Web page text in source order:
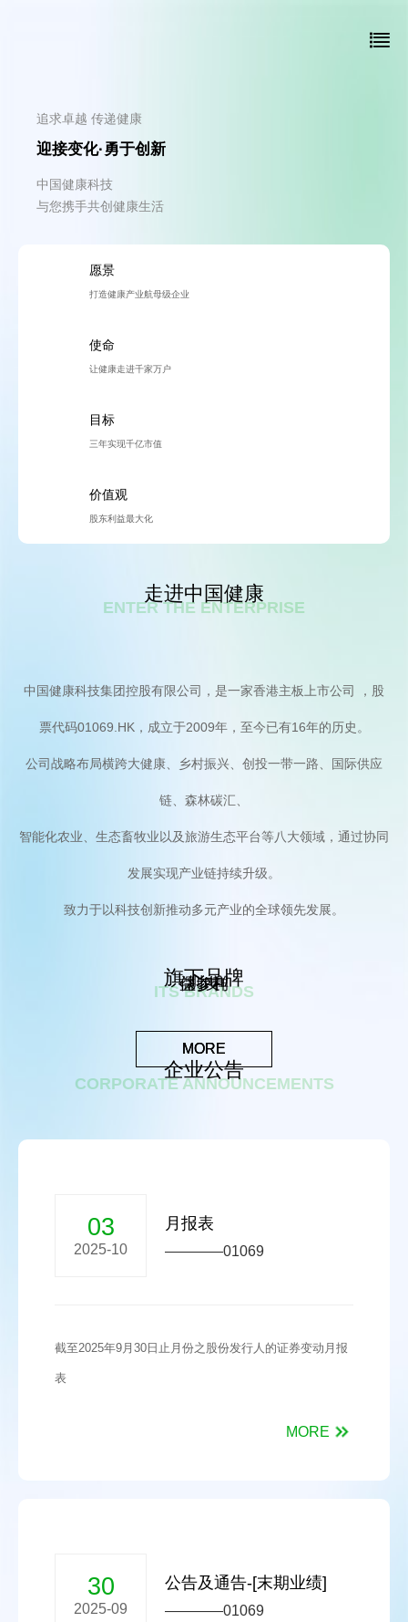
追求卓越 传递健康
迎接变化·勇于创新
中国健康科技
与您携手共创健康生活
愿景
打造健康产业航母级企业
使命
让健康走进千家万户
目标
三年实现千亿市值
价值观
股东利益最大化
走进中国健康
ENTER THE ENTERPRISE
中国健康科技集团控股有限公司，是一家香港主板上市公司 ，股
票代码01069.HK，成立于2009年，至今已有16年的历史。
公司战略布局横跨大健康、乡村振兴、创投一带一路、国际供应
链、森林碳汇、
智能化农业、生态畜牧业以及旅游生态平台等八大领域，通过协同
发展实现产业链持续升级。
致力于以科技创新推动多元产业的全球领先发展。
旗下品牌
ITS BRANDS
保参利
牌，是一个传统和创新结合的新兴品牌。
MORE
益参祥
MORE
圳友
MORE
企业公告
CORPORATE ANNOUNCEMENTS
03
2025-10
月报表
————01069
截至2025年9月30日止月份之股份发行人的证券变动月报
表
MORE
30
2025-09
公告及通告-[末期业绩]
————01069